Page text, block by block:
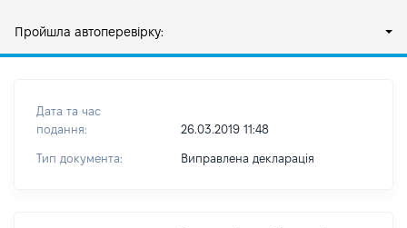
Пройшла автоперевірку:
Дата та час
подання:
26.03.2019 11:48
Тип документа: Виправлена декларація